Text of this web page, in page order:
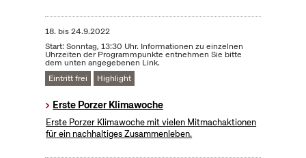
18. bis24.9.2022
Start: Sonntag, 13:30 Uhr. Informationen zu einzelnen
Uhrzeiten der Programmpunkte entnehmen Sie bitte
dem unten angegebenen Link.
Eintritt frei
Highlight
Erste Porzer Klimawoche
Erste Porzer Klimawoche mit vielen Mitmachaktionen
für ein nachhaltiges Zusammenleben.